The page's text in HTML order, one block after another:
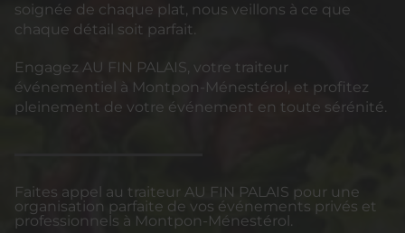
soignée de chaque plat, nous veillons à ce que
chaque détail soit parfait.
Engagez AU FIN PALAIS, votre traiteur
événementiel à Montpon-Ménestérol, et profitez
pleinement de votre événement en toute sérénité.
Faites appel au traiteur AU FIN PALAIS pour une
organisation parfaite de vos événements privés et
professionnels à Montpon-Ménestérol.